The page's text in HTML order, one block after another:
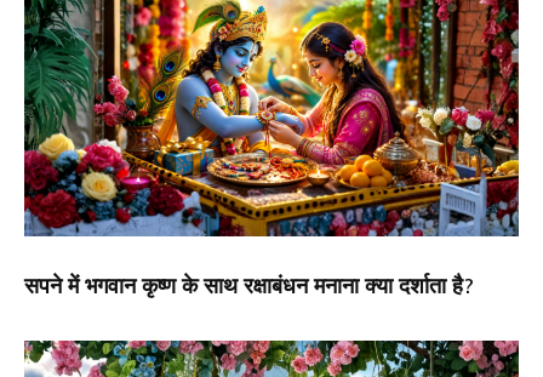
सपने में भगवान कृष्ण के साथ रक्षाबंधन मनाना क्या दर्शाता है?